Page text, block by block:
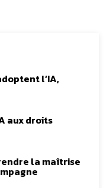
l’IA,
aux droits
la maîtrise